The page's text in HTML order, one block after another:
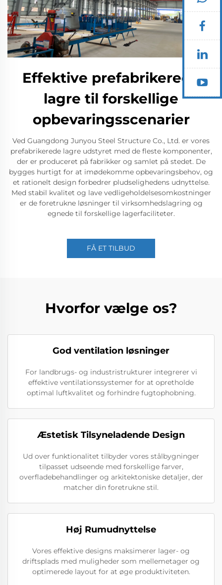
Effektive prefabrikerede
lagre til forskellige
opbevaringsscenarier
Ved Guangdong Junyou Steel Structure Co., Ltd. er vores
prefabrikerede lagre udstyret med de fleste komponenter,
der er produceret på fabrikker og samlet på stedet. De
bygges hurtigt for at imødekomme opbevaringsbehov, og
et rationelt design forbedrer pludselighedens udnyttelse.
Med stabil kvalitet og lave vedligeholdelsesomkostninger
er de foretrukne løsninger til virksomhedslagring og
egnede til forskellige lagerfaciliteter.
FÅ ET TILBUD
Hvorfor vælge os?
God ventilation løsninger
For landbrugs- og industristrukturer integrerer vi
effektive ventilationssystemer for at opretholde
optimal luftkvalitet og forhindre fugtophobning.
Æstetisk Tilsyneladende Design
Ud over funktionalitet tilbyder vores stålbygninger
tilpasset udseende med forskellige farver,
overfladebehandlinger og arkitektoniske detaljer, der
matcher din foretrukne stil.
Høj Rumudnyttelse
Vores effektive designs maksimerer lager- og
driftsplads med muligheder som mellemetager og
optimerede layout for at øge produktiviteten.